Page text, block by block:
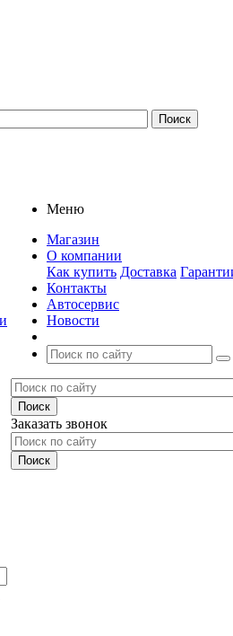
Меню
Магазин
О компании
Как купить Доставка
Контакты
Автосервис
Новости
Заказать звонок